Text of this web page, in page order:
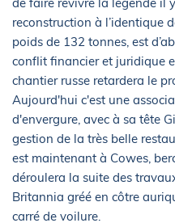
reconstruction à l’identique
poids de 132 tonnes, est
conflit financier et juridique
chantier russe retardera le
Aujourd'hui c'est une
d'envergure, avec à sa tête
gestion de la très belle
est maintenant à Cowes,
déroulera la suite des
Britannia gréé en côtre
carré de voilure.